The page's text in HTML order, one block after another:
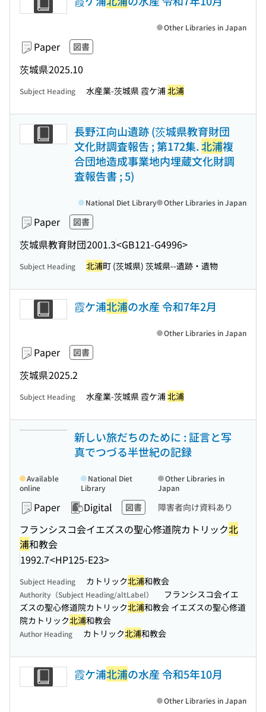
Paper 図書
茨城県2025.10
Other Libraries in Japan
Subject Heading 水産業-茨城県 霞ケ浦北浦
長野江向山遺跡 (茨城県教育財団
文化財調査報告 ; 第172集.北浦複
合団地造成事業地内埋蔵文化財調
査報告書 ; 5)
Paper 図書
茨城県教育財団2001.3<GB121-G4996>
National Diet Library Other Libraries in Japan
Subject Heading 北浦町 (茨城県) 茨城県--遺跡・遺物
霞ケ浦北浦の水産 令和7年2月
Paper 図書
茨城県2025.2
Other Libraries in Japan
Subject Heading 水産業-茨城県 霞ケ浦北浦
新しい旅だちのために : 証言と写
真でつづる半世紀の記録
Paper Digital 図書 障害者向け資料あり
フランシスコ会イエズスの聖心修道院カトリック北
浦和教会
1992.7<HP125-E23>
Available
online
National Diet
Library
Other Libraries in
Japan
Subject Heading カトリック北浦和教会
Authority（Subject Heading/altLabel）
フランシスコ会イエ
ズスの聖心修道院カトリック北浦和教会 イエズスの聖心修道
院カトリック北浦和教会
Author Heading カトリック北浦和教会
霞ケ浦北浦の水産 令和5年10月
Other Libraries in Japan